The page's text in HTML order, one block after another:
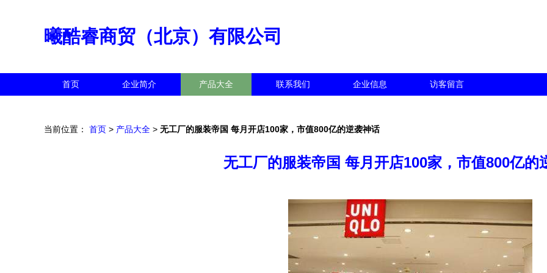
曦酷睿商贸（北京）有限公司
首页 企业简介 产品大全 联系我们 企业信息 访客留言
当前位置： 首页 > 产品大全 > 无工厂的服装帝国 每月开店100家，市值800亿的逆袭神话
无工厂的服装帝国 每月开店100家，市值800亿的